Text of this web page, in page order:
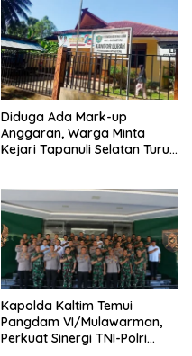
Diduga Ada Mark-up
Anggaran, Warga Minta
Kejari Tapanuli Selatan Turun
Kapolda Kaltim Temui
Pangdam VI/Mulawarman,
Perkuat Sinergi TNI-Polri